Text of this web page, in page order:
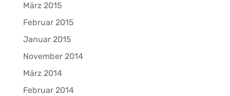
März 2015
Februar 2015
Januar 2015
November 2014
März 2014
Februar 2014